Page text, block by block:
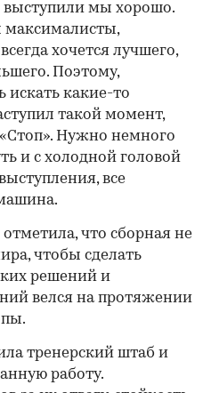
выступили мы хорошо.
максималисты,
хочется лучшего,
Поэтому,
искать какие-то
такой момент,
«Стоп». Нужно немного
и с холодной головой
все
что сборная не
чтобы сделать
решений и
велся на протяжении
тренерский штаб и
работу.